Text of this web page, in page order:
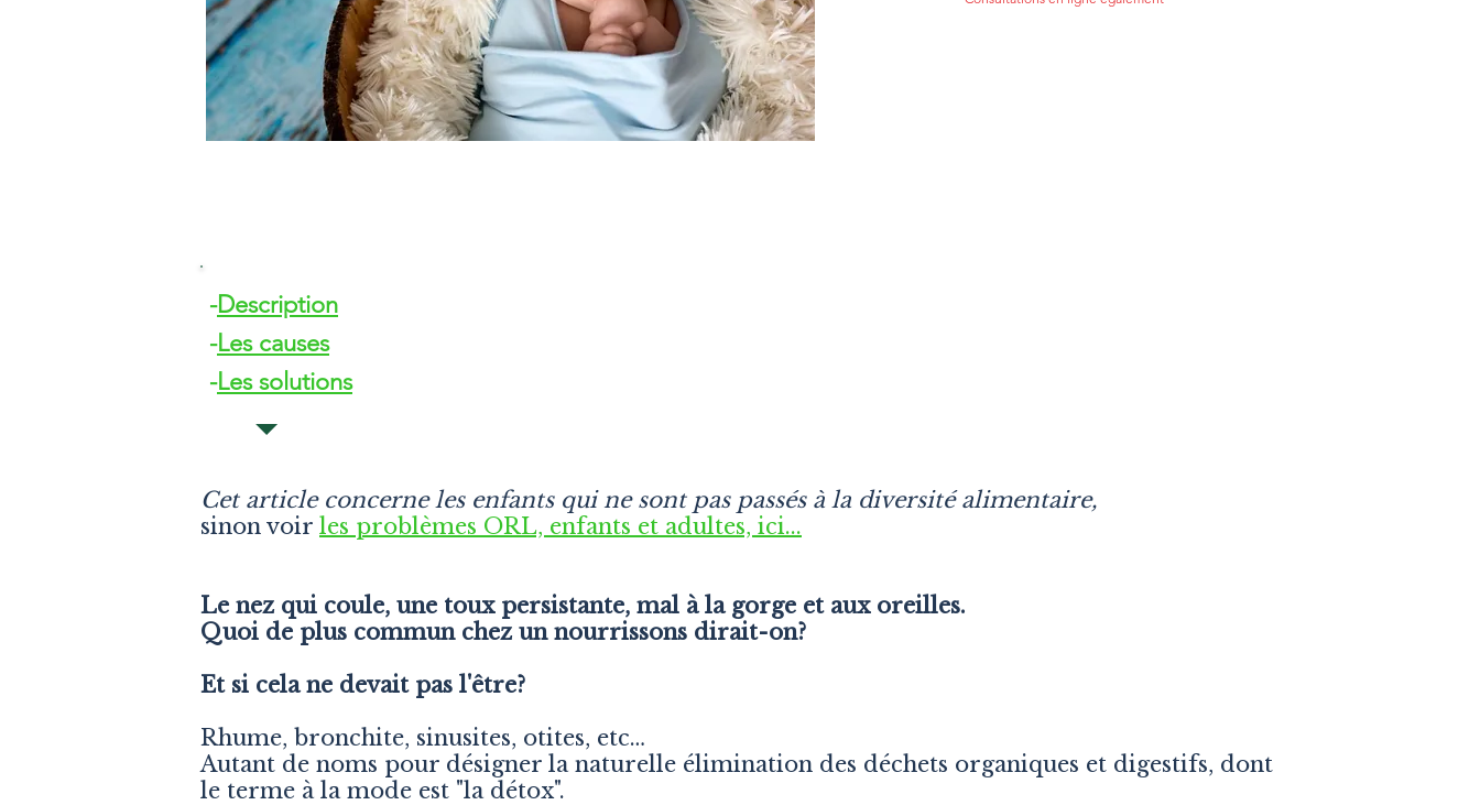
-Description
-Les causes
-Les solutions
Cet article concerne les enfants qui ne sont pas passés à la diversité alimentaire,
sinon voir les problèmes ORL, enfants et adultes, ici...
Le nez qui coule, une toux persistante, mal à la gorge et aux oreilles.
Quoi de plus commun chez un nourrissons dirait-on?
Et si cela ne devait pas l'être?
Rhume, bronchite, sinusites, otites, etc…
Autant de noms pour désigner la naturelle élimination des déchets organiques et digestifs, dont
le terme à la mode est "la détox".